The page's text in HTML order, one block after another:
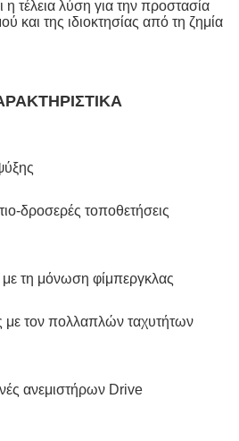
τέλεια λύση για την προστασία
και της ιδιοκτησίας από τη ζημία
δροσερές τοποθετήσεις
τη μόνωση φίμπεργκλας
με τον πολλαπλών ταχυτήτων
ανεμιστήρων Drive